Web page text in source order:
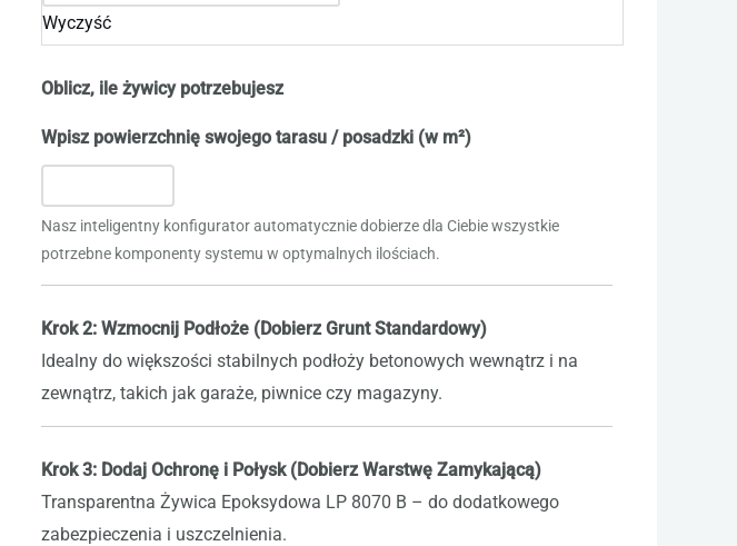
Wyczyść
Oblicz, ile żywicy potrzebujesz
Wpisz powierzchnię swojego tarasu / posadzki (w m²)
Nasz inteligentny konfigurator automatycznie dobierze dla Ciebie wszystkie
potrzebne komponenty systemu w optymalnych ilościach.
Krok 2: Wzmocnij Podłoże (Dobierz Grunt Standardowy)
Idealny do większości stabilnych podłoży betonowych wewnątrz i na
zewnątrz, takich jak garaże, piwnice czy magazyny.
Krok 3: Dodaj Ochronę i Połysk (Dobierz Warstwę Zamykającą)
Transparentna Żywica Epoksydowa LP 8070 B – do dodatkowego
zabezpieczenia i uszczelnienia.